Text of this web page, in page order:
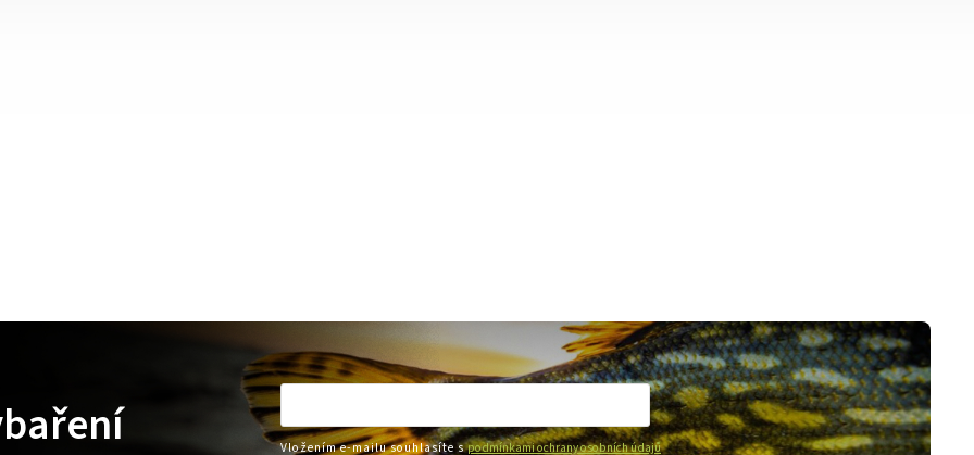
Vložením e-mailu souhlasíte spodmínkami ochrany osobních údajů